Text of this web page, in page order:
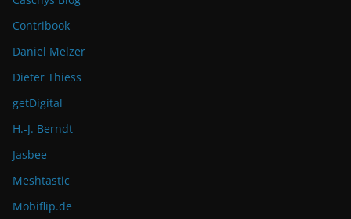
Contribook
Daniel Melzer
Dieter Thiess
getDigital
H.-J. Berndt
Jasbee
Meshtastic
Mobiflip.de